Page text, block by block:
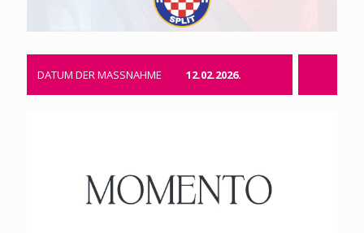
DATUM DER MASSNAHME 12.02.2026.